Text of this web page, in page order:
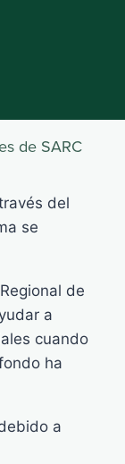
de SARC
del
se
de
a
cuando
ha
a